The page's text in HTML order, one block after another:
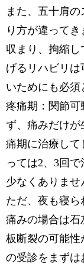
また、五十肩
り方が違って
収まり、拘縮
げるリハビリ
いためにも必須
疼痛期 ：関節
ず、痛みだけが
痛期に治療して
っては2、3回
少なくありませ
ただ、夜も寝
痛みの場合は
板断裂の可能性
の受診をまずは